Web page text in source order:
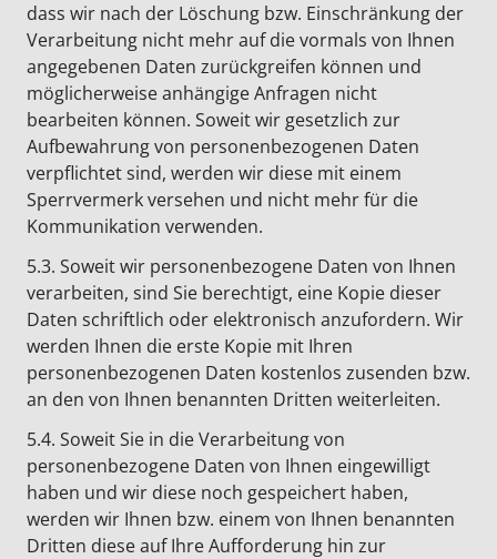
dass wir nach der Löschung bzw. Einschränkung der
Verarbeitung nicht mehr auf die vormals von Ihnen
angegebenen Daten zurückgreifen können und
möglicherweise anhängige Anfragen nicht
bearbeiten können. Soweit wir gesetzlich zur
Aufbewahrung von personenbezogenen Daten
verpflichtet sind, werden wir diese mit einem
Sperrvermerk versehen und nicht mehr für die
Kommunikation verwenden.
5.3. Soweit wir personenbezogene Daten von Ihnen
verarbeiten, sind Sie berechtigt, eine Kopie dieser
Daten schriftlich oder elektronisch anzufordern. Wir
werden Ihnen die erste Kopie mit Ihren
personenbezogenen Daten kostenlos zusenden bzw.
an den von Ihnen benannten Dritten weiterleiten.
5.4. Soweit Sie in die Verarbeitung von
personenbezogene Daten von Ihnen eingewilligt
haben und wir diese noch gespeichert haben,
werden wir Ihnen bzw. einem von Ihnen benannten
Dritten diese auf Ihre Aufforderung hin zur